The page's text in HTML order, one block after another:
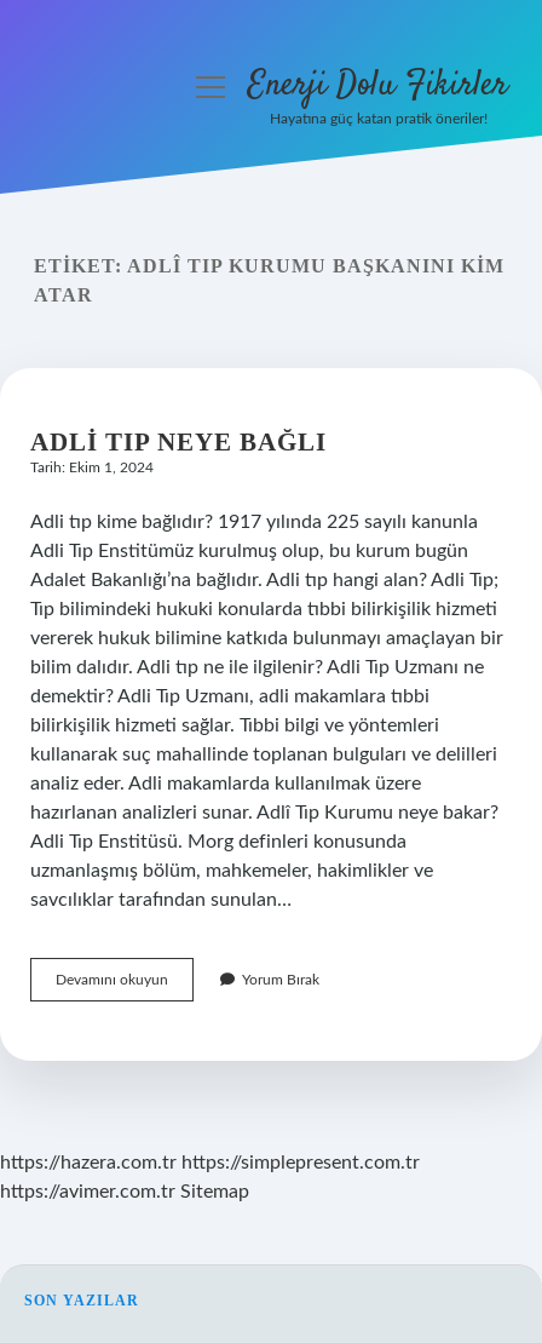
Yasal Uyarı
menüyüEnerji Dolu Fikirler
Hayatına güç katan pratik öneriler!
ETIKET: ADLÎ TIP KURUMU BAŞKANINI KIM
ATAR
ADLI TIP NEYE BAĞLI
Tarih: Ekim 1, 2024
Adli tıp kime bağlıdır? 1917 yılında 225 sayılı kanunla
Adli Tıp Enstitümüz kurulmuş olup, bu kurum bugün
Adalet Bakanlığı’na bağlıdır. Adli tıp hangi alan? Adli Tıp;
Tıp bilimindeki hukuki konularda tıbbi bilirkişilik hizmeti
vererek hukuk bilimine katkıda bulunmayı amaçlayan bir
bilim dalıdır. Adli tıp ne ile ilgilenir? Adli Tıp Uzmanı ne
demektir? Adli Tıp Uzmanı, adli makamlara tıbbi
bilirkişilik hizmeti sağlar. Tıbbi bilgi ve yöntemleri
kullanarak suç mahallinde toplanan bulguları ve delilleri
analiz eder. Adli makamlarda kullanılmak üzere
hazırlanan analizleri sunar. Adlî Tıp Kurumu neye bakar?
Adli Tıp Enstitüsü. Morg definleri konusunda
uzmanlaşmış bölüm, mahkemeler, hakimlikler ve
savcılıklar tarafından sunulan…
Devamını okuyun
Tıp
Yorum Bırak
https://hazera.com.tr https://simplepresent.com.tr
https://avimer.com.tr Sitemap
SIDEBAR
SON YAZILAR